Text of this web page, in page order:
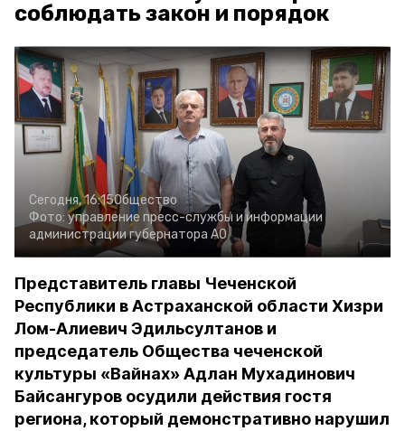
соблюдать закон и порядок
Сегодня, 16:15Общество
Фото: управление пресс-службы и информации
администрации губернатора АО
Представитель главы Чеченской
Республики в Астраханской области Хизри
Лом-Алиевич Эдильсултанов и
председатель Общества чеченской
культуры «Вайнах» Адлан Мухадинович
Байсангуров осудили действия гостя
региона, который демонстративно нарушил